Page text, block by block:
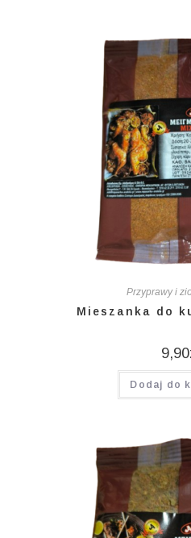
Przyprawy i
Mieszanka do
9,90
Dodaj do